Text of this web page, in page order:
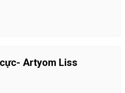
Artyom Liss